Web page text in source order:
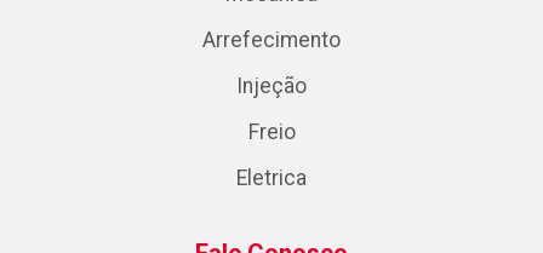
Arrefecimento
Injeção
Freio
Eletrica